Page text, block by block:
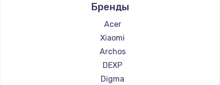
Ремонт самокатов Midway by Yamato
Ремонт самокатов Hunter
Ремонт самокатов Shorner
Ремонт самокатов Joyor
Ремонт самокатов Minimotors
Ремонт самокатов Segway
Бренды
Acer
Xiaomi
Archos
DEXP
Digma